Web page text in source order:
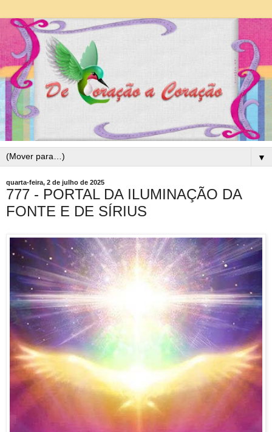
▼
quarta-feira, 2 de julho de 2025
777 - PORTAL DA ILUMINAÇÃO DA
FONTE E DE SÍRIUS